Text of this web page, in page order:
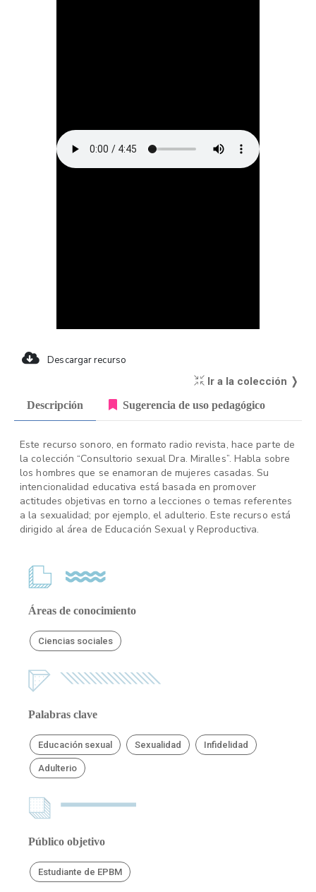
Descargar recurso
Ir a la colección ❭
Descripción Sugerencia de uso pedagógico
Este recurso sonoro, en formato radio revista, hace parte de
la colección “Consultorio sexual Dra. Miralles”. Habla sobre
los hombres que se enamoran de mujeres casadas. Su
intencionalidad educativa está basada en promover
actitudes objetivas en torno a lecciones o temas referentes
a la sexualidad; por ejemplo, el adulterio. Este recurso está
dirigido al área de Educación Sexual y Reproductiva.
Áreas de conocimiento
Ciencias sociales
Palabras clave
Educación sexual Sexualidad Infidelidad
Adulterio
Público objetivo
Estudiante de EPBM